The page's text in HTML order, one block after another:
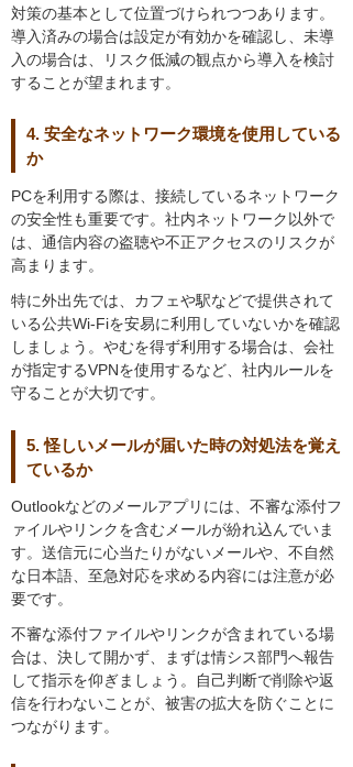
対策の基本として位置づけられつつあります。
導入済みの場合は設定が有効かを確認し、未導
入の場合は、リスク低減の観点から導入を検討
することが望まれます。
4. 安全なネットワーク環境を使用している
か
PCを利用する際は、接続しているネットワーク
の安全性も重要です。社内ネットワーク以外で
は、通信内容の盗聴や不正アクセスのリスクが
高まります。
特に外出先では、カフェや駅などで提供されて
いる公共Wi-Fiを安易に利用していないかを確認
しましょう。やむを得ず利用する場合は、会社
が指定するVPNを使用するなど、社内ルールを
守ることが大切です。
5. 怪しいメールが届いた時の対処法を覚え
ているか
Outlookなどのメールアプリには、不審な添付フ
ァイルやリンクを含むメールが紛れ込んでいま
す。送信元に心当たりがないメールや、不自然
な日本語、至急対応を求める内容には注意が必
要です。
不審な添付ファイルやリンクが含まれている場
合は、決して開かず、まずは情シス部門へ報告
して指示を仰ぎましょう。自己判断で削除や返
信を行わないことが、被害の拡大を防ぐことに
つながります。